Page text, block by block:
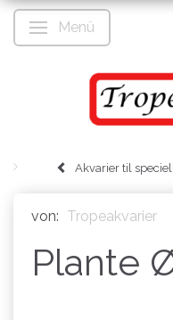
Anzeige ändern
Menü
Akvarier til
von: Tropeakvarier
Plante